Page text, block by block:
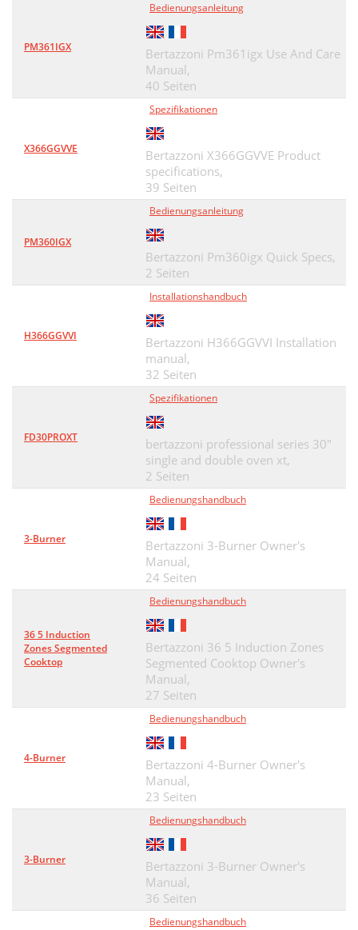
PM361IGX
Bedienungsanleitung
Bertazzoni Pm361igx Use And Care
Manual,
40 Seiten
X366GGVVE
Spezifikationen
Bertazzoni X366GGVVE Product
specifications,
39 Seiten
PM360IGX
Bedienungsanleitung
Bertazzoni Pm360igx Quick Specs,
2 Seiten
H366GGVVI
Installationshandbuch
Bertazzoni H366GGVVI Installation
manual,
32 Seiten
FD30PROXT
Spezifikationen
bertazzoni professional series 30"
single and double oven xt,
2 Seiten
3-Burner
Bedienungshandbuch
Bertazzoni 3-Burner Owner's
Manual,
24 Seiten
36 5 Induction
Zones Segmented
Cooktop
Bedienungshandbuch
Bertazzoni 36 5 Induction Zones
Segmented Cooktop Owner's
Manual,
27 Seiten
4-Burner
Bedienungshandbuch
Bertazzoni 4-Burner Owner's
Manual,
23 Seiten
3-Burner
Bedienungshandbuch
Bertazzoni 3-Burner Owner's
Manual,
36 Seiten
Bedienungshandbuch